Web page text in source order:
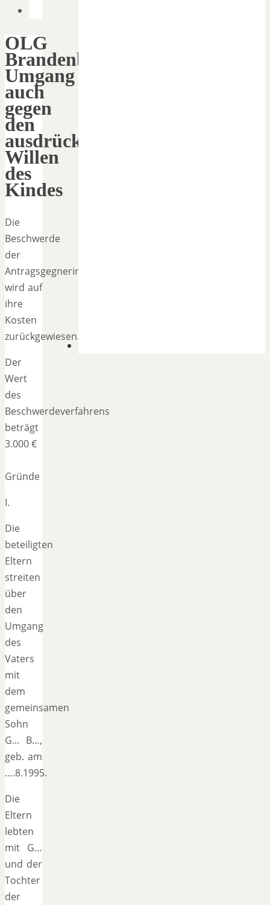
OLG
Brandenburg:
Umgang
auch
gegen
den
ausdrücklichen
Willen
des
Kindes
Die
Beschwerde
der
Antragsgegnerin
wird auf
ihre
Kosten
zurückgewiesen.
Der
Wert
des
Beschwerdeverfahrens
beträgt
3.000 €
Gründe
I.
Die
beteiligten
Eltern
streiten
über
den
Umgang
des
Vaters
mit
dem
gemeinsamen
Sohn
G… B…,
geb. am
….8.1995.
Die
Eltern
lebten
mit G…
und der
Tochter
der